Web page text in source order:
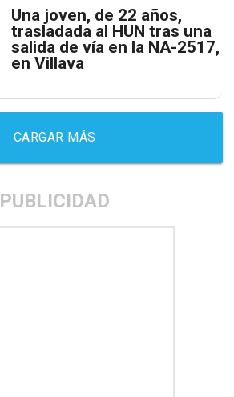
Una joven, de 22 años,
trasladada al HUN tras una
salida de vía en la NA-2517,
en Villava
CARGAR MÁS
PUBLICIDAD